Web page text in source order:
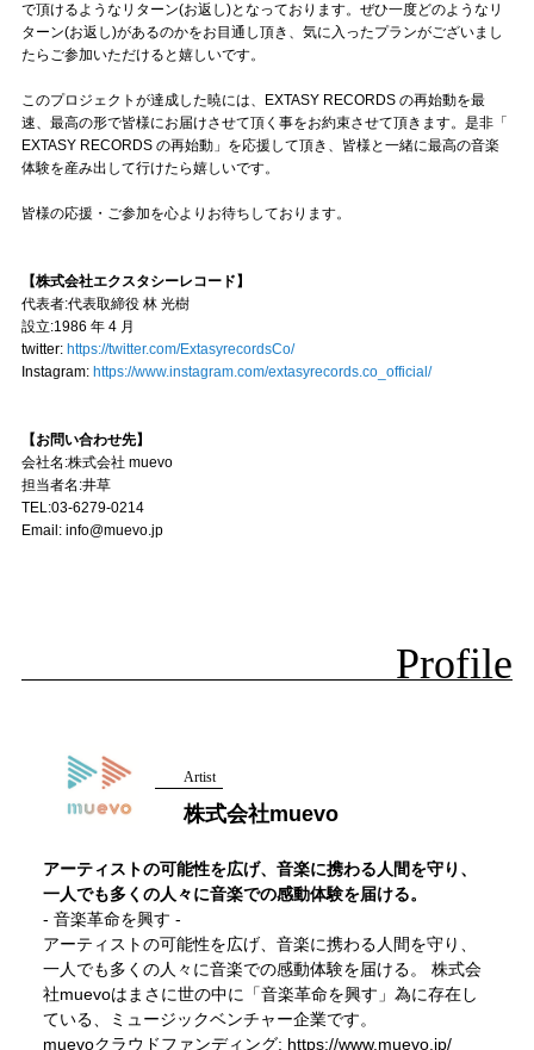
で頂けるようなリターン(お返し)となっております。ぜひ一度どのようなリ
ターン(お返し)があるのかをお目通し頂き、気に入ったプランがございまし
たらご参加いただけると嬉しいです。
このプロジェクトが達成した暁には、EXTASY RECORDS の再始動を最
速、最高の形で皆様にお届けさせて頂く事をお約束させて頂きます。是非「
EXTASY RECORDS の再始動」を応援して頂き、皆様と一緒に最高の音楽
体験を産み出して行けたら嬉しいです。
皆様の応援・ご参加を心よりお待ちしております。
【株式会社エクスタシーレコード】
代表者:代表取締役 林 光樹
設立:1986 年 4 月
twitter: https://twitter.com/ExtasyrecordsCo/
Instagram: https://www.instagram.com/extasyrecords.co_official/
【お問い合わせ先】
会社名:株式会社 muevo
担当者名:井草
TEL:03-6279-0214
Email: info@muevo.jp
Profile
Artist
株式会社muevo
アーティストの可能性を広げ、音楽に携わる人間を守り、
一人でも多くの人々に音楽での感動体験を届ける。
- 音楽革命を興す -
アーティストの可能性を広げ、音楽に携わる人間を守り、
一人でも多くの人々に音楽での感動体験を届ける。 株式会
社muevoはまさに世の中に「音楽革命を興す」為に存在し
ている、ミュージックベンチャー企業です。
muevoクラウドファンディング: https://www.muevo.jp/